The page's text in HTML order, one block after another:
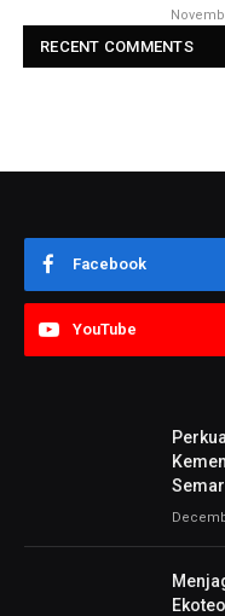
RECENT COMMENTS
Facebook
YouTube